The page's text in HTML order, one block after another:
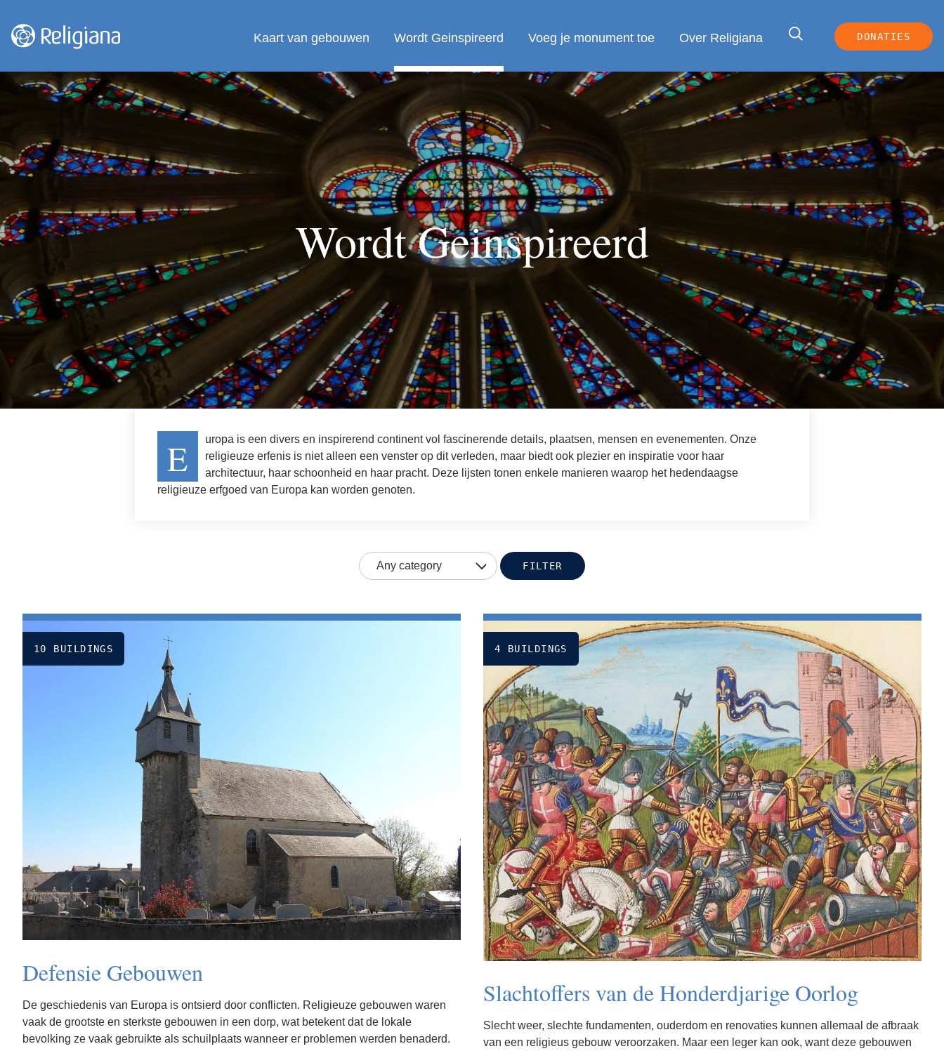
Kaart van gebouwen Wordt Geinspireerd Voeg je monument toe Over Religiana DONATIES
Wordt Geinspireerd
E
uropa is een divers en inspirerend continent vol fascinerende details, plaatsen, mensen en evenementen. Onze
religieuze erfenis is niet alleen een venster op dit verleden, maar biedt ook plezier en inspiratie voor haar
architectuur, haar schoonheid en haar pracht. Deze lijsten tonen enkele manieren waarop het hedendaagse
religieuze erfgoed van Europa kan worden genoten.
10 BUILDINGS
Defensie Gebouwen
De geschiedenis van Europa is ontsierd door conflicten. Religieuze gebouwen waren
vaak de grootste en sterkste gebouwen in een dorp, wat betekent dat de lokale
bevolking ze vaak gebruikte als schuilplaats wanneer er problemen werden benaderd.
4 BUILDINGS
Slachtoffers van de Honderdjarige Oorlog
Slecht weer, slechte fundamenten, ouderdom en renovaties kunnen allemaal de afbraak
van een religieus gebouw veroorzaken. Maar een leger kan ook, want deze gebouwen